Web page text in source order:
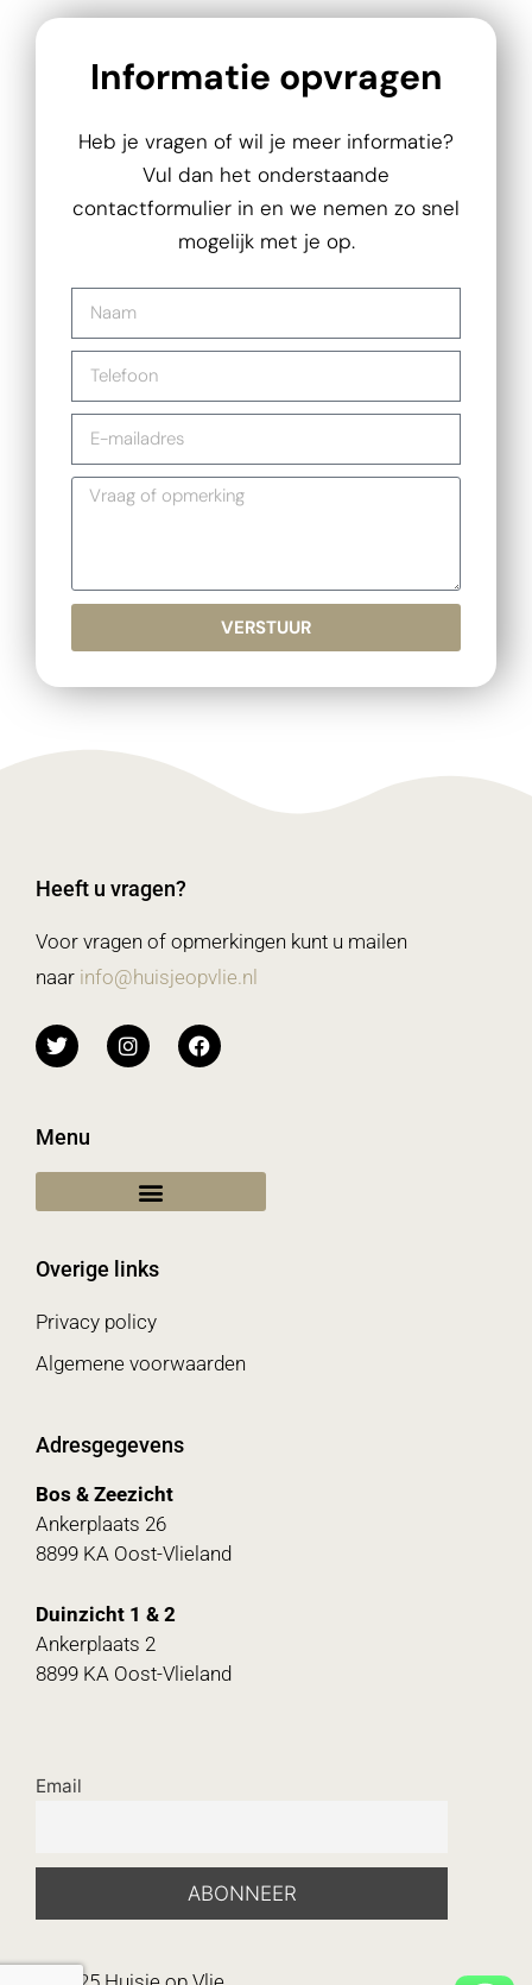
Informatie‭ opvragen
Heb je vragen of wil je meer informatie?
Vul dan het onderstaande
contactformulier in en we nemen zo snel
mogelijk met je op.
VERSTUUR
Heeft u vragen?
Voor vragen of opmerkingen kunt u mailen
naar info@huisjeopvlie.nl
Menu
Overige links
Privacy policy
Algemene voorwaarden
Adresgegevens
Bos & Zeezicht
Ankerplaats 26
8899 KA Oost-Vlieland
Duinzicht 1 & 2
Ankerplaats 2
8899 KA Oost-Vlieland
Email